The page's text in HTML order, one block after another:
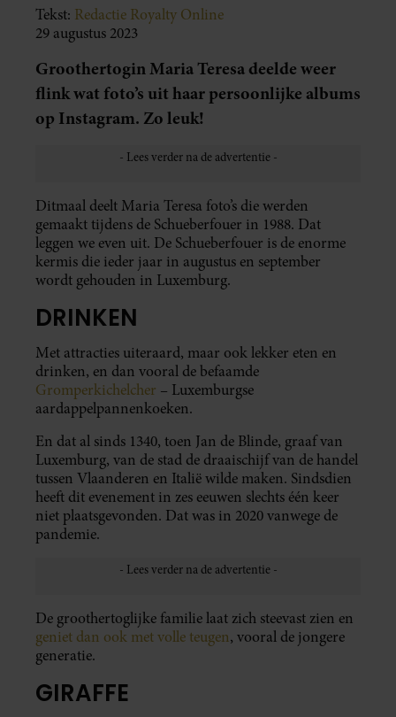
Tekst: Redactie Royalty Online
29 augustus 2023
Groothertogin Maria Teresa deelde weer
flink wat foto’s uit haar persoonlijke albums
op Instagram. Zo leuk!
Ditmaal deelt Maria Teresa foto’s die werden
gemaakt tijdens de Schueberfouer in 1988. Dat
leggen we even uit. De Schueberfouer is de enorme
kermis die ieder jaar in augustus en september
wordt gehouden in Luxemburg.
DRINKEN
Met attracties uiteraard, maar ook lekker eten en
drinken, en dan vooral de befaamde
Gromperkichelcher – Luxemburgse
aardappelpannenkoeken.
En dat al sinds 1340, toen Jan de Blinde, graaf van
Luxemburg, van de stad de draaischijf van de handel
tussen Vlaanderen en Italië wilde maken. Sindsdien
heeft dit evenement in zes eeuwen slechts één keer
niet plaatsgevonden. Dat was in 2020 vanwege de
pandemie.
De groothertoglijke familie laat zich steevast zien en
geniet dan ook met volle teugen, vooral de jongere
generatie.
GIRAFFE